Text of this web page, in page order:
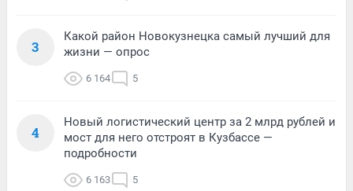
3
Какой район Новокузнецка самый лучший для
жизни — опрос
6 164 5
4
Новый логистический центр за 2 млрд рублей и
мост для него отстроят в Кузбассе —
подробности
6 163 5